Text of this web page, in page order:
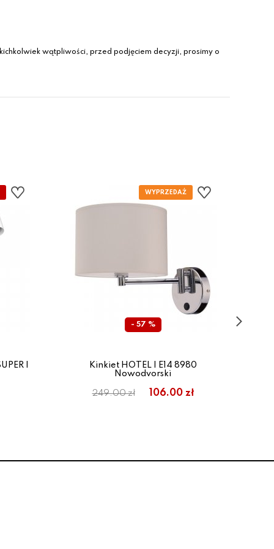
wątpliwości, przed podjęciem decyzji, prosimy o
I
- 57 %
Kinkiet HOTEL I E14 8980
Nowodvorski
249.00 zł 106.00 zł